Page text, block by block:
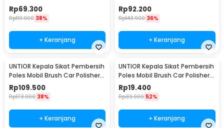
Kit 14PCS - UT760
Rp69.300
Rp110.900 38%
+ Keranjang
Kit 22PCS - CB22
Rp92.200
Rp143.900 36%
+ Keranjang
UNTIOR Kepala Sikat Pembersih
Poles Mobil Brush Car Polisher
23 PCS - CB-031
Rp109.500
Rp173.900 38%
+ Keranjang
UNTIOR Kepala Sikat Pembersih
Poles Mobil Brush Car Polisher
Kit 3 PCS - DB003
Rp19.400
Rp39.900 52%
+ Keranjang